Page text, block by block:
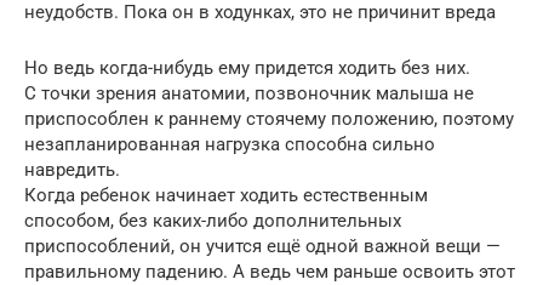
неудобств. Пока он в ходунках, это не причинит вреда
Но ведь когда-нибудь ему придется ходить без них.
С точки зрения анатомии, позвоночник малыша не
приспособлен к раннему стоячему положению, поэтому
незапланированная нагрузка способна сильно
навредить.
Когда ребенок начинает ходить естественным
способом, без каких-либо дополнительных
приспособлений, он учится ещё одной важной вещи —
правильному падению. А ведь чем раньше освоить этот